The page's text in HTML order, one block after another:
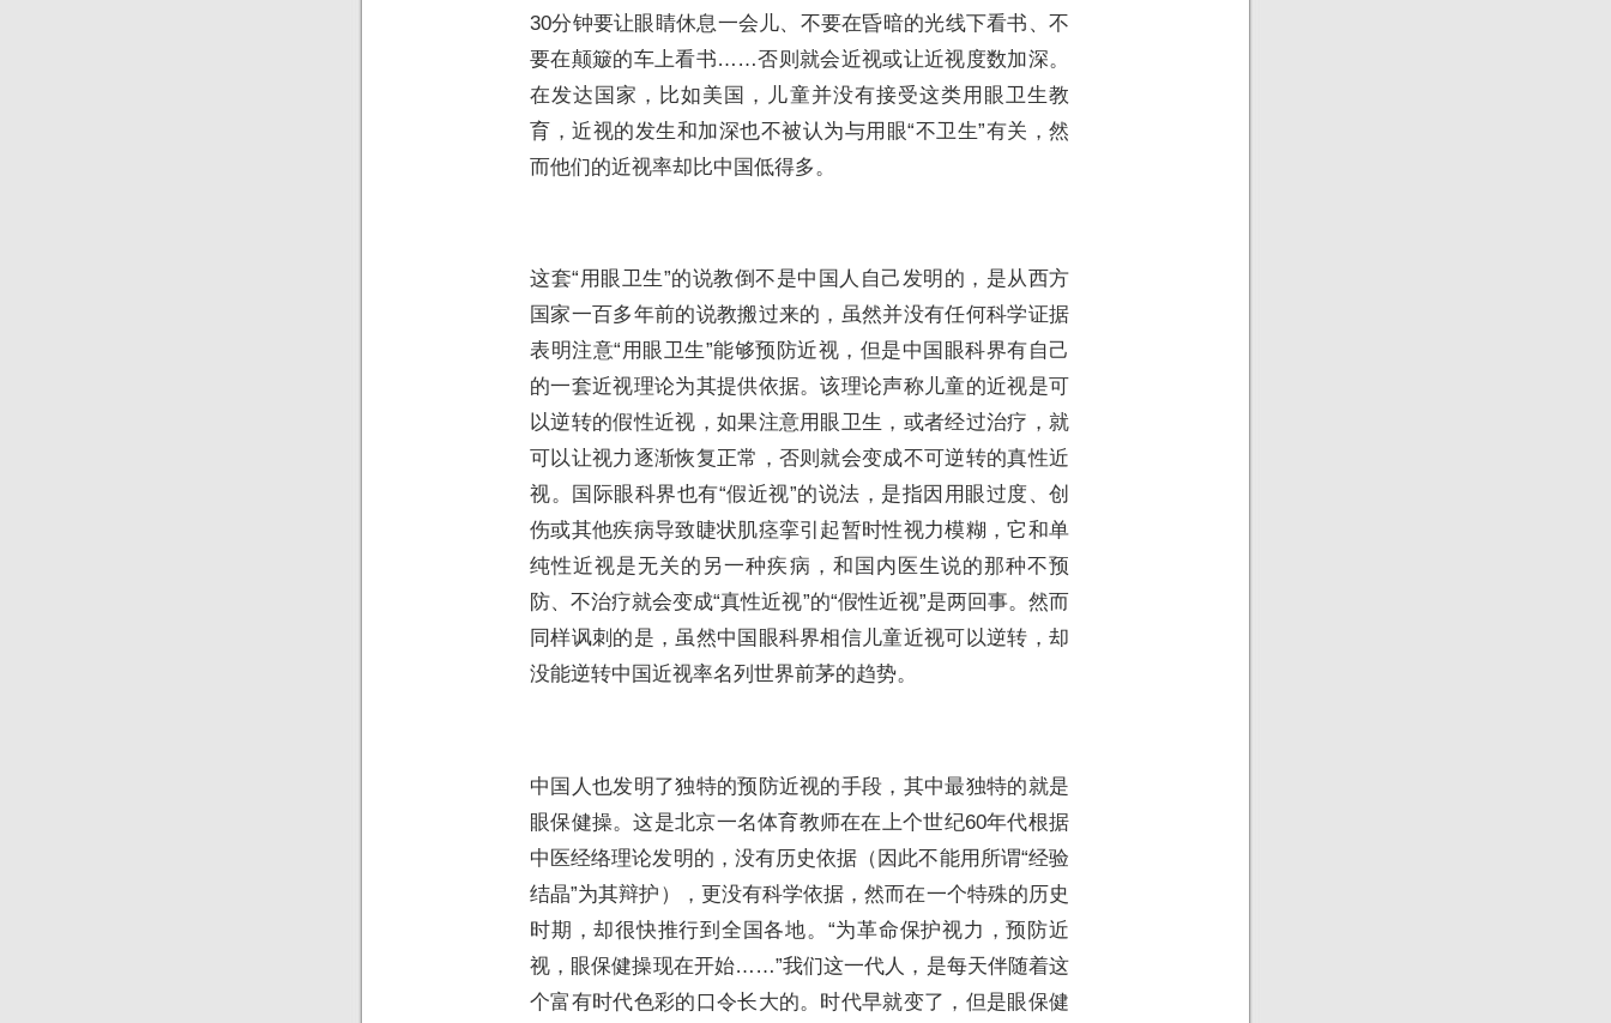
30分钟要让眼睛休息一会儿、不要在昏暗的光线下看书、不
要在颠簸的车上看书……否则就会近视或让近视度数加深。
在发达国家，比如美国，儿童并没有接受这类用眼卫生教
育，近视的发生和加深也不被认为与用眼“不卫生”有关，然
而他们的近视率却比中国低得多。
这套“用眼卫生”的说教倒不是中国人自己发明的，是从西方
国家一百多年前的说教搬过来的，虽然并没有任何科学证据
表明注意“用眼卫生”能够预防近视，但是中国眼科界有自己
的一套近视理论为其提供依据。该理论声称儿童的近视是可
以逆转的假性近视，如果注意用眼卫生，或者经过治疗，就
可以让视力逐渐恢复正常，否则就会变成不可逆转的真性近
视。国际眼科界也有“假近视”的说法，是指因用眼过度、创
伤或其他疾病导致睫状肌痉挛引起暂时性视力模糊，它和单
纯性近视是无关的另一种疾病，和国内医生说的那种不预
防、不治疗就会变成“真性近视”的“假性近视”是两回事。然而
同样讽刺的是，虽然中国眼科界相信儿童近视可以逆转，却
没能逆转中国近视率名列世界前茅的趋势。
中国人也发明了独特的预防近视的手段，其中最独特的就是
眼保健操。这是北京一名体育教师在在上个世纪60年代根据
中医经络理论发明的，没有历史依据（因此不能用所谓“经验
结晶”为其辩护），更没有科学依据，然而在一个特殊的历史
时期，却很快推行到全国各地。“为革命保护视力，预防近
视，眼保健操现在开始……”我们这一代人，是每天伴随着这
个富有时代色彩的口令长大的。时代早就变了，但是眼保健